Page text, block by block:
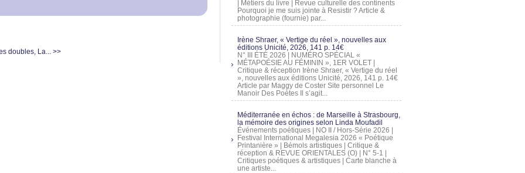
doubles, La... >>
| Métiers du livre | Revue culturelle des continents
Pourquoi je me suis jointe à Resistir ? Article &
photographie (fournie) par...
Irène Shraer, « Vertige du réel », nouvelles aux
éditions Unicité, 2026, 141 p. 14€
N° III ÉTÉ 2026 | NUMÉRO SPÉCIAL «
MÉTAPOÉSIE AU FÉMININ », 1ER VOLET |
Critique & réception Irène Shraer, « Vertige du réel
», nouvelles aux éditions Unicité, 2026, 141 p. 14€
Article par Maggy de Coster Site personnel Le
Manoir Des Poètes Il s’agit...
Méditerranée en échos : de Marseille à Strasbourg,
la mémoire des origines selon Linda Moufadil
Événements poétiques | NO II / Hors-Série 2026 |
Festival International Megalesia 2026 « Poétique
Printanière » | Bémols artistiques | Critique &
réception & REVUE ORIENTALES (O) | N° 5-1 |
Critiques poétiques & artistiques | Carte blanche à
une artiste...